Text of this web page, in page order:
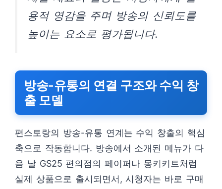
용적 영감을 주며 방송의 신뢰도를
높이는 요소로 평가됩니다.
방송-유통의 연결 구조와 수익 창
출 모델
편스토랑의 방송-유통 연계는 수익 창출의 핵심
축으로 작동합니다. 방송에서 소개된 메뉴가 다
음 날 GS25 편의점의 페이퍼나 몽키키트처럼
실제 상품으로 출시되면서, 시청자는 바로 구매